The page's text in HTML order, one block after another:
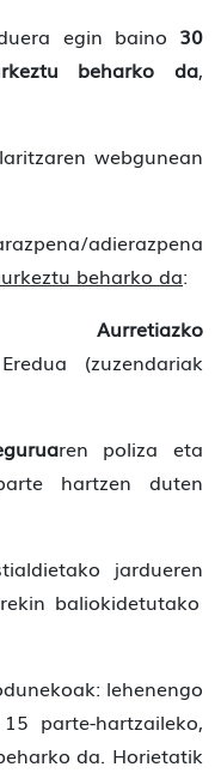
egin baino 30
beharko da,
webgunean
adierazpena
beharko da:
Eredua (zuzendariak
ren poliza eta
hartzen duten
jardueren
baliokidetutako
lehenengo
parte-hartzaileko,
da. Horietatik